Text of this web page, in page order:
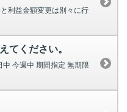
利益金額変更は別々に行
てください。
今週中 期間指定 無期限